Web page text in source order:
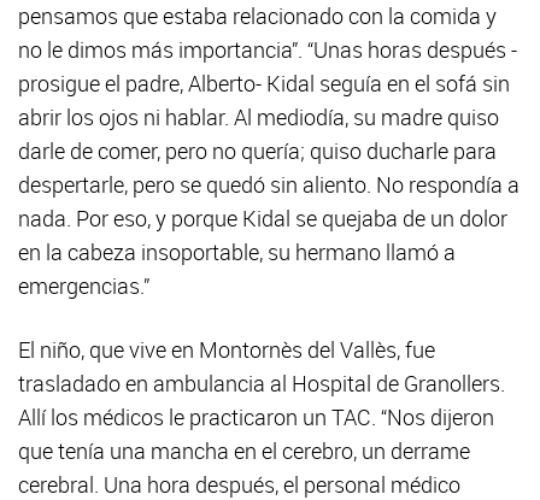
pensamos que estaba relacionado con la comida y
no le dimos más importancia”. “Unas horas después -
prosigue el padre, Alberto- Kidal seguía en el sofá sin
abrir los ojos ni hablar. Al mediodía, su madre quiso
darle de comer, pero no quería; quiso ducharle para
despertarle, pero se quedó sin aliento. No respondía a
nada. Por eso, y porque Kidal se quejaba de un dolor
en la cabeza insoportable, su hermano llamó a
emergencias.”
El niño, que vive en Montornès del Vallès, fue
trasladado en ambulancia al Hospital de Granollers.
Allí los médicos le practicaron un TAC. “Nos dijeron
que tenía una mancha en el cerebro, un derrame
cerebral. Una hora después, el personal médico